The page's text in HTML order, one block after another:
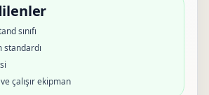
sınıfı
standardı
çalışır ekipman